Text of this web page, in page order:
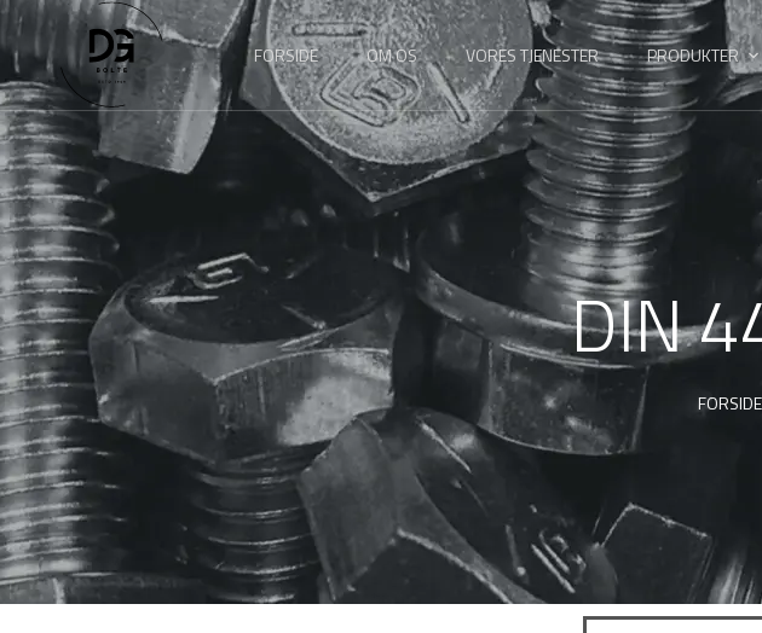
FORSIDE OM OS VORES TJENESTER PRODUKTER
DIN
FORSIDE